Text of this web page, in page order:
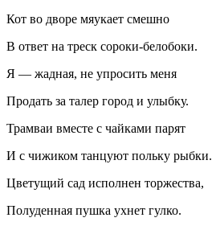
Кот во дворе мяукает смешно
В ответ на треск сороки-белобоки.
Я — жадная, не упросить меня
Продать за талер город и улыбку.
Трамваи вместе с чайками парят
И с чижиком танцуют польку рыбки.
Цветущий сад исполнен торжества,
Полуденная пушка ухнет гулко.